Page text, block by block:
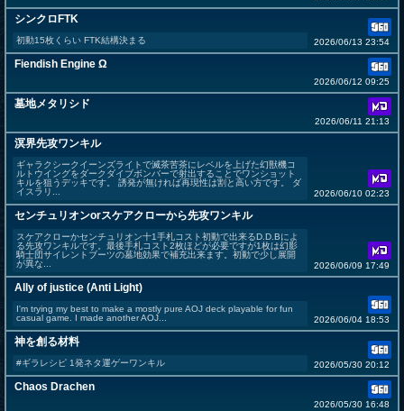
シンクロFTK
初動15枚くらい FTK結構決まる 2026/06/13 23:54
Fiendish Engine Ω
2026/06/12 09:25
墓地メタリシド
2026/06/11 21:13
溟界先攻ワンキル
ギャラクシークイーンズライトで滅茶苦茶にレベルを上げた幻獣機コ
ルトウイングをダークダイブボンバーで射出することでワンショット
キルを狙うデッキです。 誘発が無ければ再現性は割と高い方です。 ダ
イスラリ...
2026/06/10 02:23
センチュリオンorスケアクローから先攻ワンキル
スケアクローかセンチュリオン十1手札コスト初動で出来るD.D.Bによ
る先攻ワンキルです。最後手札コスト2枚ほどが必要ですが1枚は幻影
騎士団サイレントブーツの墓地効果で補充出来ます。初動で少し展開
が異な...
2026/06/09 17:49
Ally of justice (Anti Light)
I'm trying my best to make a mostly pure AOJ deck playable for fun
casual game. I made another AOJ...
2026/06/04 18:53
神を創る材料
#ギラレシピ 1発ネタ運ゲーワンキル 2026/05/30 20:12
Chaos Drachen
2026/05/30 16:48